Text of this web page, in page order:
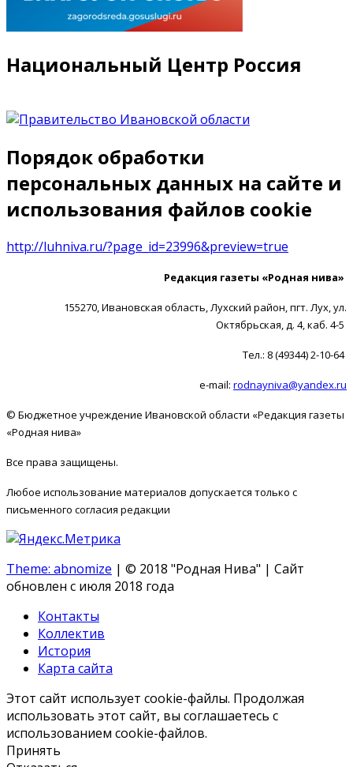
Национальный Центр Россия
Порядок обработки
персональных данных на сайте и
использования файлов cookie
http://luhniva.ru/?page_id=23996&preview=true
Редакция газеты «Родная нива»
155270, Ивановская область, Лухский район, пгт. Лух, ул.
Октябрьская, д. 4, каб. 4-5
Тел.: 8 (49344) 2-10-64
e-mail: rodnayniva@yandex.ru
© Бюджетное учреждение Ивановской области «Редакция газеты
«Родная нива»
Все права защищены.
Любое использование материалов допускается только с
письменного согласия редакции
Theme: abnomize | © 2018 "Родная Нива" | Сайт
обновлен с июля 2018 года
Контакты
Коллектив
История
Карта сайта
Этот сайт использует cookie-файлы. Продолжая
использовать этот сайт, вы соглашаетесь с
использованием cookie-файлов.
Принять